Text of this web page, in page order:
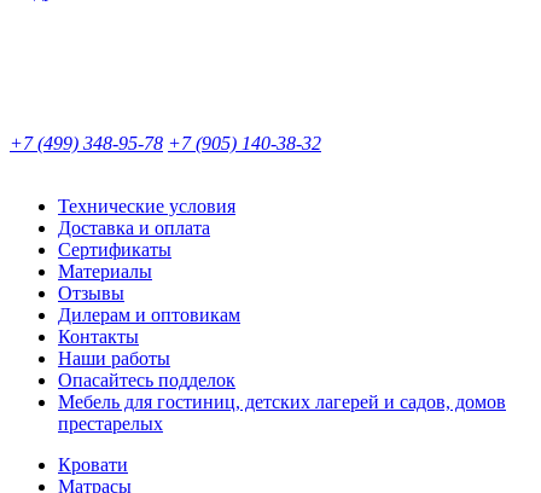
+7 (499) 348-95-78 +7 (905) 140-38-32
Технические условия
Доставка и оплата
Сертификаты
Материалы
Отзывы
Дилерам и оптовикам
Контакты
Наши работы
Опасайтесь подделок
Мебель для гостиниц, детских лагерей и садов, домов
престарелых
Кровати
Матрасы